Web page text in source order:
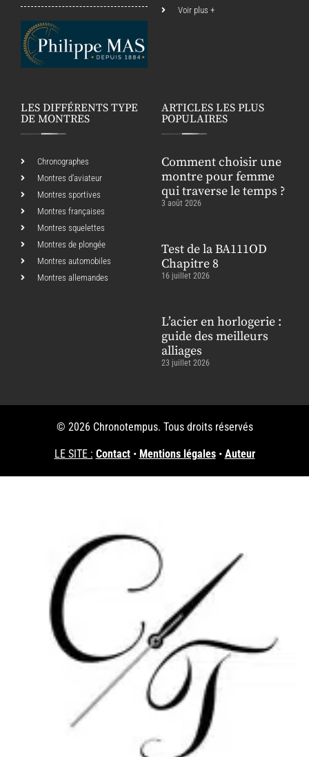
Voir plus +
LES DIFFÉRENTS TYPE
DE MONTRES
Chronographes
Montres d’aviateur
Montres sportives
Montres françaises
Montres squelettes
Montres de plongée
Montres automobiles
Montres allemandes
ARTICLES LES PLUS
POPULAIRES
Comment choisir une
montre pour femme
qui traverse le temps ?
3 août 2026
Test de la BA111OD
Chapitre 8
16 juillet 2026
L’acier en horlogerie :
guide des meilleurs
alliages
23 juillet 2026
© 2026 Chronotempus. Tous droits réservés
LE SITE : Contact• Mentions légales• Auteur